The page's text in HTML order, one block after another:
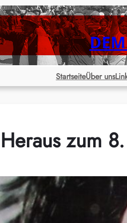
StartseiteÜber uns
zum